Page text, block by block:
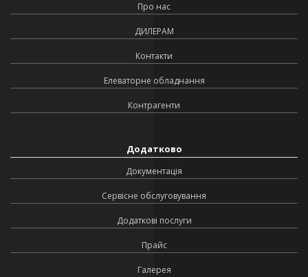
Про нас
ДИЛЕРАМ
Контакти
Елеваторне обладнання
Контрагенти
Додатково
Документація
Сервісне обслуговування
Додаткові послуги
Прайс
Галерея